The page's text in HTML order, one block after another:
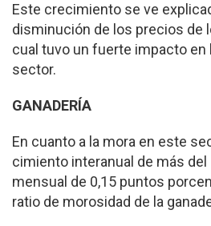
Este crecimiento se ve
disminución de los pre­cios de
cual tuvo un fuerte im­pacto en
sector.
GANADERÍA
En cuanto a la mora en este
cimiento interanual de más del
mensual de 0,15 puntos
ratio de morosidad de la